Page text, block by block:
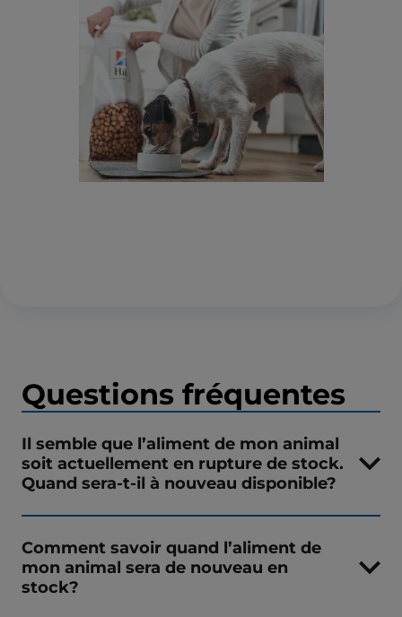
Questions fréquentes
Il semble que l’aliment de mon animal
soit actuellement en rupture de stock.
Quand sera-t-il à nouveau disponible?
Comment savoir quand l’aliment de
mon animal sera de nouveau en
stock?